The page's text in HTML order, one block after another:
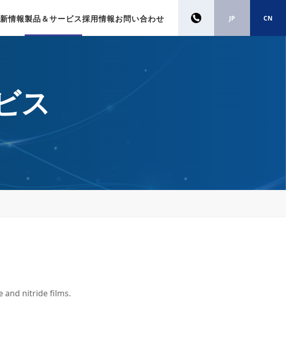
情報製品＆サービス採用情報お問い合わせ JP CN
ス
and nitride films.